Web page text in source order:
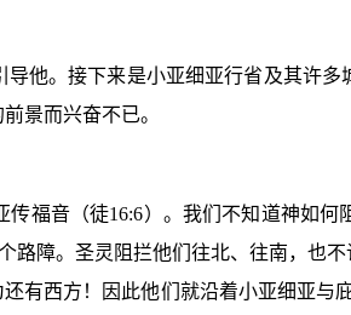
他。接下来是小亚细亚行省及其许
景而兴奋不已。
传福音（徒16:6）。我们不知道神如何
路障。圣灵阻拦他们往北、往南，也
有西方！因此他们就沿着小亚细亚